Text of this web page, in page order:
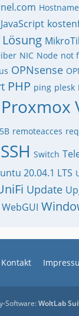
Hostname
JavaScript
Lösung
NIC Node not
OPNsense
PHP ping plesk
Proxmox
remoteacces
SSH Switch
20.04.1 LTS
Update
WebGUI
Kontakt
Software:WoltLab